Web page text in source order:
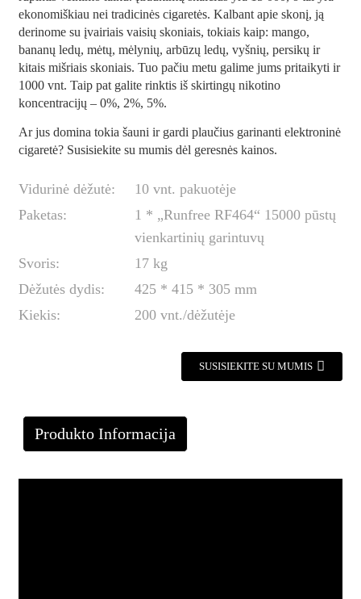
ekonomiškiau nei tradicinės cigaretės. Kalbant apie skonį, ją
derinome su įvairiais vaisių skoniais, tokiais kaip: mango,
bananų ledų, mėtų, mėlynių, arbūzų ledų, vyšnių, persikų ir
kitais mišriais skoniais. Tuo pačiu metu galime jums pritaikyti ir
1000 vnt. Taip pat galite rinktis iš skirtingų nikotino
koncentracijų – 0%, 2%, 5%.
Ar jus domina tokia šauni ir gardi plaučius garinanti elektroninė
cigaretė? Susisiekite su mumis dėl geresnės kainos.
Vidurinė dėžutė:
10 vnt. pakuotėje
Paketas:
1 * „Runfree RF464“ 15000 pūstų
vienkartinių garintuvų
Svoris:
17 kg
Dėžutės dydis:
425 * 415 * 305 mm
Kiekis:
200 vnt./dėžutėje
SUSISIEKITE SU MUMIS
Produkto Informacija